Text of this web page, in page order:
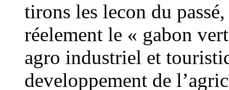
tirons les lecon du
réelement le « gabon
agro industriel et
developpement de